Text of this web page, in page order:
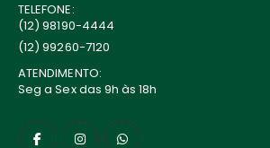
TELEFONE:
(12) 98190-4444
(12) 99260-7120
ATENDIMENTO:
Seg a Sex das 9h às 18h